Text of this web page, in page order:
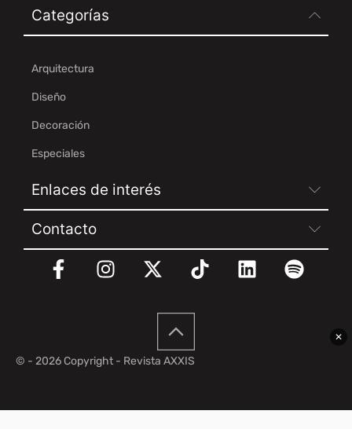
✕
Categorías
Arquitectura
Diseño
Decoración
Especiales
Enlaces de interés
Contacto
© - 2026 Copyright - Revista AXXIS